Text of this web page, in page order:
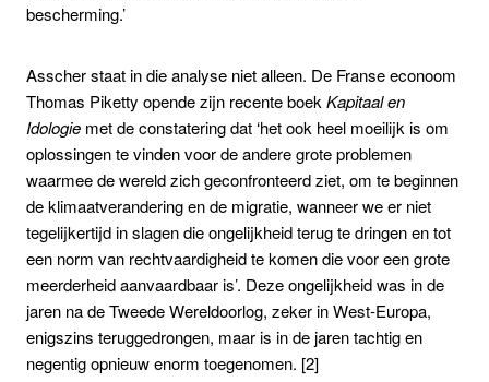
bescherming.’
Asscher staat in die analyse niet alleen. De Franse econoom
Thomas Piketty opende zijn recente boek Kapitaal en
Idologie met de constatering dat ‘het ook heel moeilijk is om
oplossingen te vinden voor de andere grote problemen
waarmee de wereld zich geconfronteerd ziet, om te beginnen
de klimaatverandering en de migratie, wanneer we er niet
tegelijkertijd in slagen die ongelijkheid terug te dringen en tot
een norm van rechtvaardigheid te komen die voor een grote
meerderheid aanvaardbaar is’. Deze ongelijkheid was in de
jaren na de Tweede Wereldoorlog, zeker in West-Europa,
enigszins teruggedrongen, maar is in de jaren tachtig en
negentig opnieuw enorm toegenomen. [2]